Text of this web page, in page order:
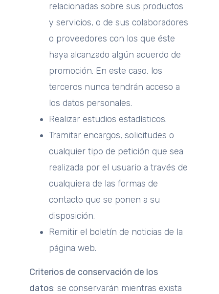
relacionadas sobre sus productos
y servicios, o de sus colaboradores
o proveedores con los que éste
haya alcanzado algún acuerdo de
promoción. En este caso, los
terceros nunca tendrán acceso a
los datos personales.
Realizar estudios estadísticos.
Tramitar encargos, solicitudes o
cualquier tipo de petición que sea
realizada por el usuario a través de
cualquiera de las formas de
contacto que se ponen a su
disposición.
Remitir el boletín de noticias de la
página web.
Criterios de conservación de los
datos: se conservarán mientras exista